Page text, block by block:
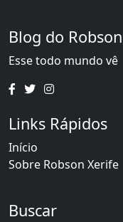
Blog do
Esse todo mundo vê
Links Rápidos
Início
Sobre Robson Xerife
Buscar